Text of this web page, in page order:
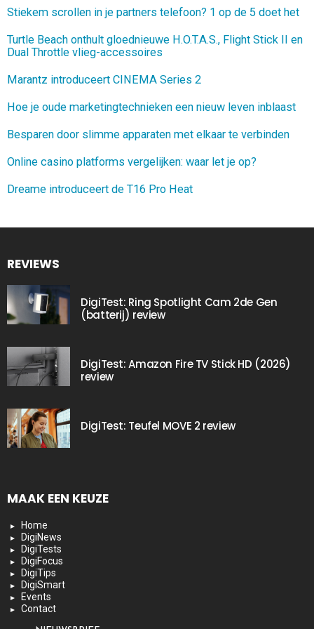
Stiekem scrollen in je partners telefoon? 1 op de 5 doet het
Turtle Beach onthult gloednieuwe H.O.T.A.S., Flight Stick II en
Dual Throttle vlieg-accessoires
Marantz introduceert CINEMA Series 2
Hoe je oude marketingtechnieken een nieuw leven inblaast
Besparen door slimme apparaten met elkaar te verbinden
Online casino platforms vergelijken: waar let je op?
Dreame introduceert de T16 Pro Heat
REVIEWS
DigiTest: Ring Spotlight Cam 2de Gen
(batterij) review
DigiTest: Amazon Fire TV Stick HD (2026)
review
DigiTest: Teufel MOVE 2 review
MAAK EEN KEUZE
Home
DigiNews
DigiTests
DigiFocus
DigiTips
DigiSmart
Events
Contact